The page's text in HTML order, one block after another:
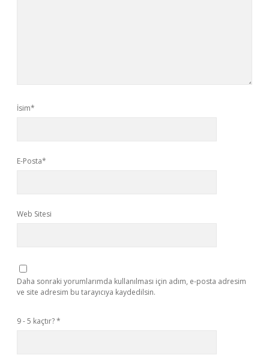
İsim*
E-Posta*
Web Sitesi
Daha sonraki yorumlarımda kullanılması için adım, e-posta adresim
ve site adresim bu tarayıcıya kaydedilsin.
9 - 5 kaçtır?*